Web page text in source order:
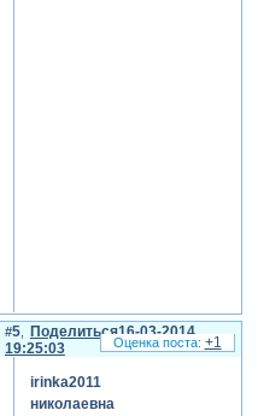
Поделиться
5
16-03-2014
19:25:03
irinka2011
николаевна
+1